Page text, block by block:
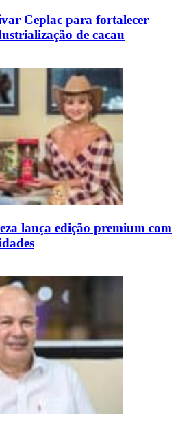
Ceplac para fortalecer
de cacau
lança edição premium com